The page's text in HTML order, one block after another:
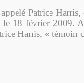
Patrice
le 18 février 2009.
Harris, « témoin